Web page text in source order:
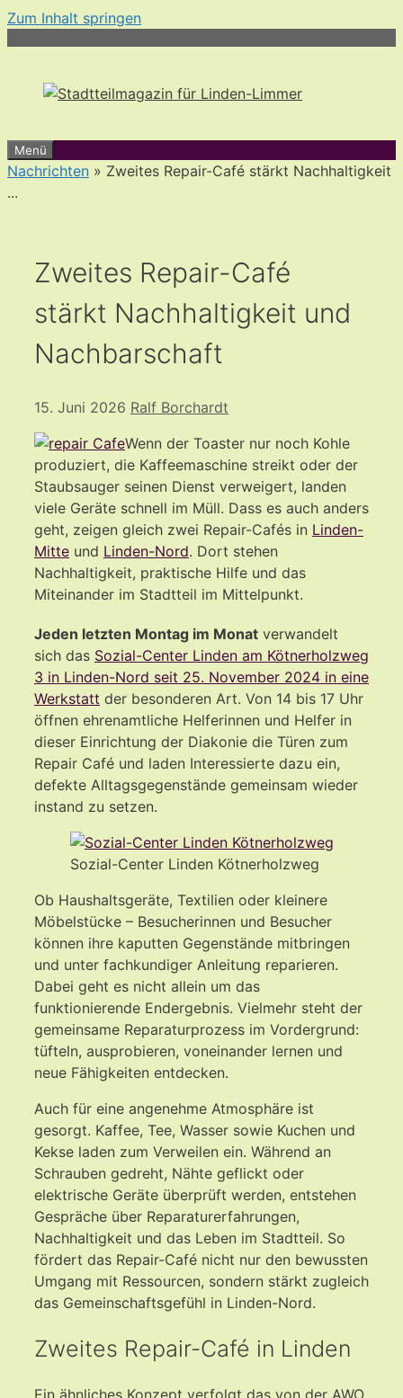
Zum Inhalt springen
Menü
Nachrichten » Zweites Repair-Café stärkt Nachhaltigkeit
...
Zweites Repair-Café
stärkt Nachhaltigkeit und
Nachbarschaft
15. Juni 2026 Ralf Borchardt
Wenn der Toaster nur noch Kohle
produziert, die Kaffeemaschine streikt oder der
Staubsauger seinen Dienst verweigert, landen
viele Geräte schnell im Müll. Dass es auch anders
geht, zeigen gleich zwei Repair-Cafés in Linden-
Mitte und Linden-Nord. Dort stehen
Nachhaltigkeit, praktische Hilfe und das
Miteinander im Stadtteil im Mittelpunkt.
Jeden letzten Montag im Monat verwandelt
sich das Sozial-Center Linden am Kötnerholzweg
3 in Linden-Nord seit 25. November 2024 in eine
Werkstatt der besonderen Art. Von 14 bis 17 Uhr
öffnen ehrenamtliche Helferinnen und Helfer in
dieser Einrichtung der Diakonie die Türen zum
Repair Café und laden Interessierte dazu ein,
defekte Alltagsgegenstände gemeinsam wieder
instand zu setzen.
Sozial-Center Linden Kötnerholzweg
Ob Haushaltsgeräte, Textilien oder kleinere
Möbelstücke – Besucherinnen und Besucher
können ihre kaputten Gegenstände mitbringen
und unter fachkundiger Anleitung reparieren.
Dabei geht es nicht allein um das
funktionierende Endergebnis. Vielmehr steht der
gemeinsame Reparaturprozess im Vordergrund:
tüfteln, ausprobieren, voneinander lernen und
neue Fähigkeiten entdecken.
Auch für eine angenehme Atmosphäre ist
gesorgt. Kaffee, Tee, Wasser sowie Kuchen und
Kekse laden zum Verweilen ein. Während an
Schrauben gedreht, Nähte geflickt oder
elektrische Geräte überprüft werden, entstehen
Gespräche über Reparaturerfahrungen,
Nachhaltigkeit und das Leben im Stadtteil. So
fördert das Repair-Café nicht nur den bewussten
Umgang mit Ressourcen, sondern stärkt zugleich
das Gemeinschaftsgefühl in Linden-Nord.
Zweites Repair-Café in Linden